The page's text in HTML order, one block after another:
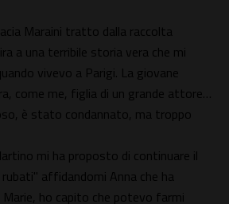
Maraini tratto dalla raccolta
a una terribile storia vera che mi
vivevo a Parigi. La giovane
come me, figlia di un grande attore…
è stato condannato, ma troppo
mi ha proposto di continuare il
affidandomi Anna che ha
Marie, ho capito che potevo farmi